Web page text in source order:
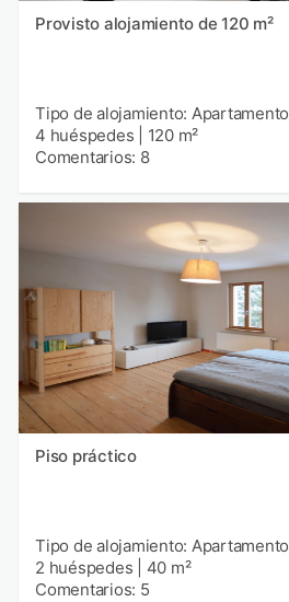
Provisto alojamiento de 120 m²
Tipo de alojamiento: Apartamento
4 huéspedes
120 m²
Comentarios: 8
Piso práctico
Tipo de alojamiento: Apartamento
2 huéspedes
40 m²
Comentarios: 5